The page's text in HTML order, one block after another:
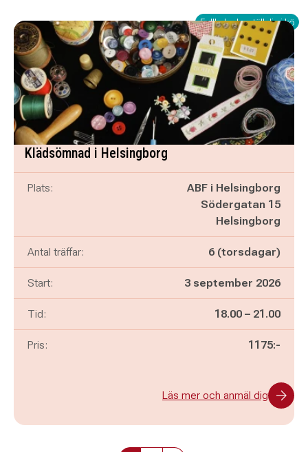
Fullbokad – ställ dig i kö
Klädsömnad i Helsingborg
Plats:
ABF i Helsingborg
Södergatan 15
Helsingborg
Antal träffar: 6 (torsdagar)
Start: 3 september 2026
Tid: Pågår mellan
18.00 – och
21.00
Pris: 1175:-
Läs mer och anmäl dig